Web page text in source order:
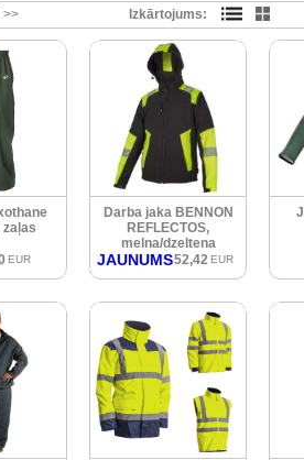
>> Izkārtojums:
zaļas
EUR
Darba jaka BENNON
REFLECTOS,
melna/dzeltena
JAUNUMS52,42 EUR